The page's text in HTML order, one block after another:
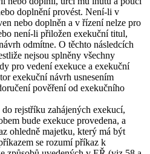
doplnění provést. Není-li v
nebo doplněn a v řízení nelze pro
není-li přiložen exekuční titul,
odmítne. O těchto následcích
nejsou splněny všechny
pro vedení exekuce a exekuční
exekuční návrh usnesením
pověření od exekučního
rejstříku zahájených exekucí,
bude exekuce provedena, a
ohledně majetku, který má být
se rozumí příkaz k